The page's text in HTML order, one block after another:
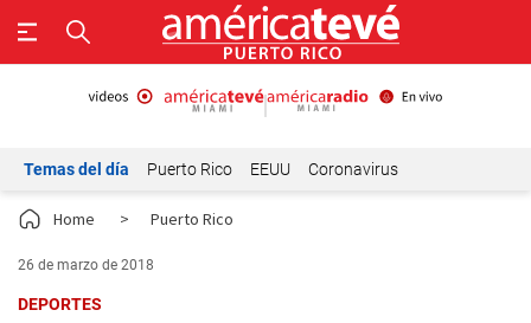
Temas del día Puerto Rico EEUU Coronavirus
Home > Puerto Rico
26 de marzo de 2018
DEPORTES